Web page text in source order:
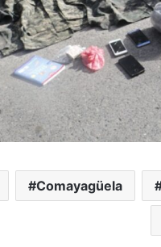
Comayagüela